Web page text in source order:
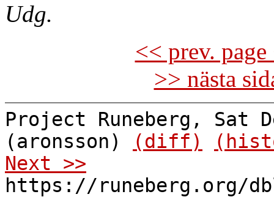
Udg.
<< prev.
>> nästa
Project Runeberg, Sat
(aronsson)
(diff)
Next >>
https://runeberg.org/